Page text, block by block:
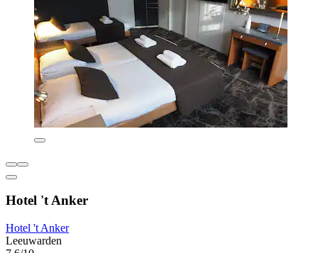
Hotel 't Anker
Hotel 't Anker
Leeuwarden